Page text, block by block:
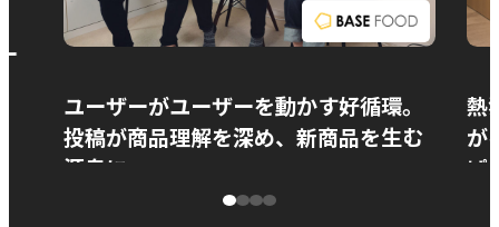
ユーザーがユーザーを動かす好循環。
投稿が商品理解を深め、新商品を生む
源泉に
熱
が
ぱ